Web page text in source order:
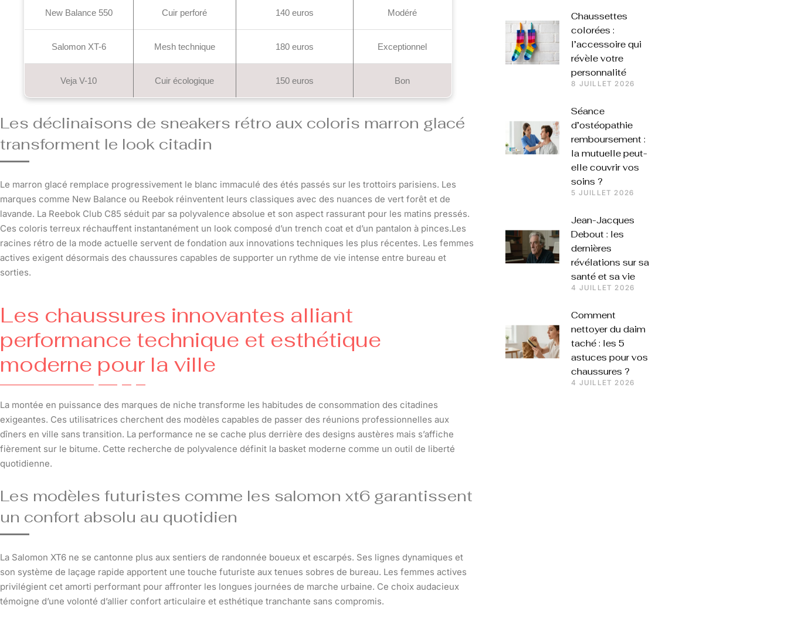
New Balance 550 Cuir perforé 140 euros Modéré
Salomon XT-6 Mesh technique 180 euros Exceptionnel
Veja V-10 Cuir écologique 150 euros Bon
Les déclinaisons de sneakers rétro aux coloris marron glacé
transforment le look citadin
Le marron glacé remplace progressivement le blanc immaculé des étés passés sur les trottoirs parisiens. Les
marques comme New Balance ou Reebok réinventent leurs classiques avec des nuances de vert forêt et de
lavande. La Reebok Club C85 séduit par sa polyvalence absolue et son aspect rassurant pour les matins pressés.
Ces coloris terreux réchauffent instantanément un look composé d’un trench coat et d’un pantalon à pinces.Les
racines rétro de la mode actuelle servent de fondation aux innovations techniques les plus récentes. Les femmes
actives exigent désormais des chaussures capables de supporter un rythme de vie intense entre bureau et
sorties.
Les chaussures innovantes alliant
performance technique et esthétique
moderne pour la ville
La montée en puissance des marques de niche transforme les habitudes de consommation des citadines
exigeantes. Ces utilisatrices cherchent des modèles capables de passer des réunions professionnelles aux
dîners en ville sans transition. La performance ne se cache plus derrière des designs austères mais s’affiche
fièrement sur le bitume. Cette recherche de polyvalence définit la basket moderne comme un outil de liberté
quotidienne.
Les modèles futuristes comme les salomon xt6 garantissent
un confort absolu au quotidien
La Salomon XT6 ne se cantonne plus aux sentiers de randonnée boueux et escarpés. Ses lignes dynamiques et
son système de laçage rapide apportent une touche futuriste aux tenues sobres de bureau. Les femmes actives
privilégient cet amorti performant pour affronter les longues journées de marche urbaine. Ce choix audacieux
témoigne d’une volonté d’allier confort articulaire et esthétique tranchante sans compromis.
Chaussettes
colorées :
l’accessoire qui
révèle votre
personnalité
8 JUILLET 2026
Séance
d’ostéopathie
remboursement :
la mutuelle peut-
elle couvrir vos
soins ?
5 JUILLET 2026
Jean-Jacques
Debout : les
dernières
révélations sur sa
santé et sa vie
4 JUILLET 2026
Comment
nettoyer du daim
taché : les 5
astuces pour vos
chaussures ?
4 JUILLET 2026